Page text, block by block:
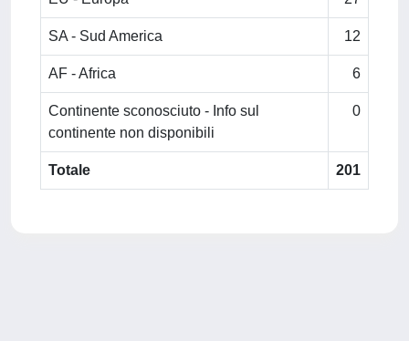
SA - Sud America 12
AF - Africa 6
Continente sconosciuto - Info sul
continente non disponibili
0
Totale 201